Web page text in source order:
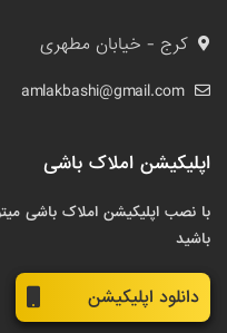
کرج - خیابان مطهری
amlakbashi@gmail.com
اپلیکیشن املاک باشی
با نصب اپلیکیشن املاک باشی
باشید
دانلود اپلیکیشن